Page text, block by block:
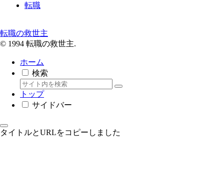
転職
転職の救世主
© 1994 転職の救世主.
ホーム
検索
トップ
サイドバー
タイトルとURLをコピーしました